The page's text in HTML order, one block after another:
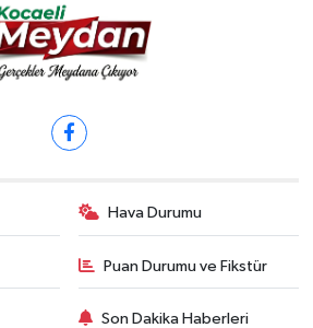
Hava Durumu
Puan Durumu ve Fikstür
Son Dakika Haberleri